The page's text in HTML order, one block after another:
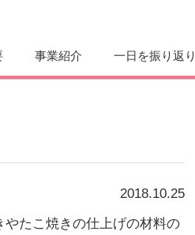
事業紹介 一日を振り返り
2018.10.25
やたこ焼きの仕上げの材料の